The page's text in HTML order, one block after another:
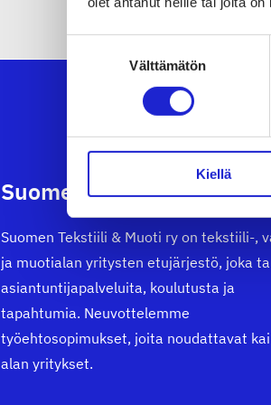
Välttämätön
Kiellä
Suomen Tekstiili & Muoti
Suomen Tekstiili & Muoti ry on tekstiili-,
ja muotialan yritysten etujärjestö, joka
asiantuntijapalveluita, koulutusta ja
tapahtumia. Neuvottelemme
työehtosopimukset, joita noudattavat
alan yritykset.